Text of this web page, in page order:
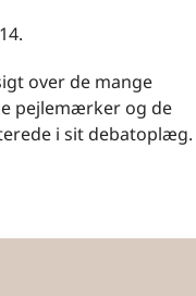
over de mange
pejlemærker og de
i sit debatoplæg.